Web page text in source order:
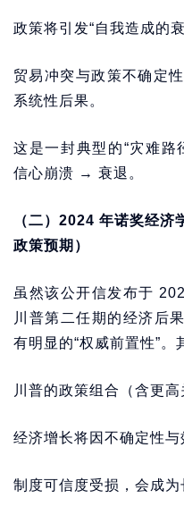
政策将引发“自我造成的衰
贸易冲突与政策不确定
系统性后果。
这是一封典型的“灾难
信心崩溃 → 衰退。
（二）2024 年诺奖经
政策预期）
虽然该公开信发布于
川普第二任期的经济后
有明显的“权威前置性”。
川普的政策组合（含更
经济增长将因不确定性与
制度可信度受损，会成为